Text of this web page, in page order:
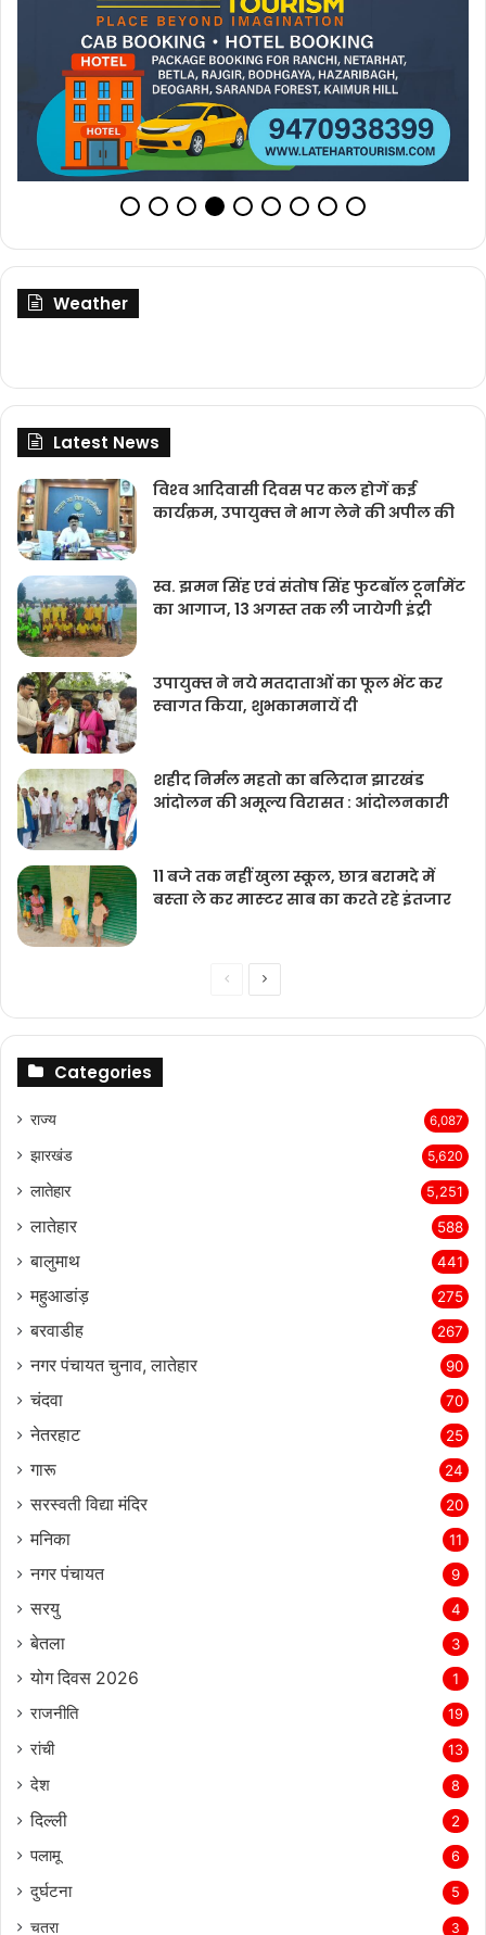
Weather
Latest News
विश्‍व आदिवासी दिवस पर कल होगें कई
कार्यक्रम, उपायुक्‍त ने भाग लेने की अपील की
स्व. झमन सिंह एवं संतोष सिंह फुटबॉल टूर्नामेंट
का आगाज, 13 अगस्त तक ली जायेगी इंट्री
उपायुक्‍त ने नये मतदाताओंं का फूल भेंट कर
स्‍वागत किया, शुभकामनायें दी
शहीद निर्मल महतो का बलिदान झारखंड
आंदोलन की अमूल्य विरासत : आंदोलनकारी
11 बजे तक नहीं खुला स्कूल, छात्र बरामदे में
बस्‍ता ले कर मास्‍टर साब का करते रहे इंतजार
PreviousNext
Categories
राज्‍य 6,087
झारखंड 5,620
लातेहार 5,251
लातेहार 588
बालुमाथ 441
महुआडांड़ 275
बरवाडीह 267
नगर पंचायत चुनाव, लातेहार 90
चंदवा 70
नेतरहाट 25
गारू 24
सरस्‍वती विद्या मंदिर 20
मनिका 11
नगर पंचायत 9
सरयु 4
बेतला 3
योग दिवस 2026 1
राजनीति 19
रांची 13
देश 8
दिल्‍ली 2
पलामू 6
दुर्घटना 5
चतरा 3